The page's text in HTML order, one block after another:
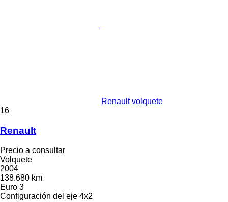
Renault volquete
16
Renault
Precio a consultar
Volquete
2004
138.680 km
Euro 3
Configuración del eje 4x2